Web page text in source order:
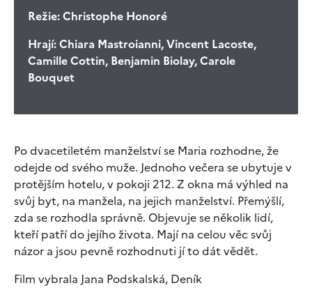
Režie:Christophe Honoré
Hrají:Chiara Mastroianni, Vincent Lacoste,
Camille Cottin, Benjamin Biolay, Carole
Bouquet
Po dvacetiletém manželství se Maria rozhodne, že
odejde od svého muže. Jednoho večera se ubytuje v
protějším hotelu, v pokoji 212. Z okna má výhled na
svůj byt, na manžela, na jejich manželství. Přemýšlí,
zda se rozhodla správně. Objevuje se několik lidí,
kteří patří do jejího života. Mají na celou věc svůj
názor a jsou pevně rozhodnuti jí to dát vědět.
Film vybrala Jana Podskalská, Deník